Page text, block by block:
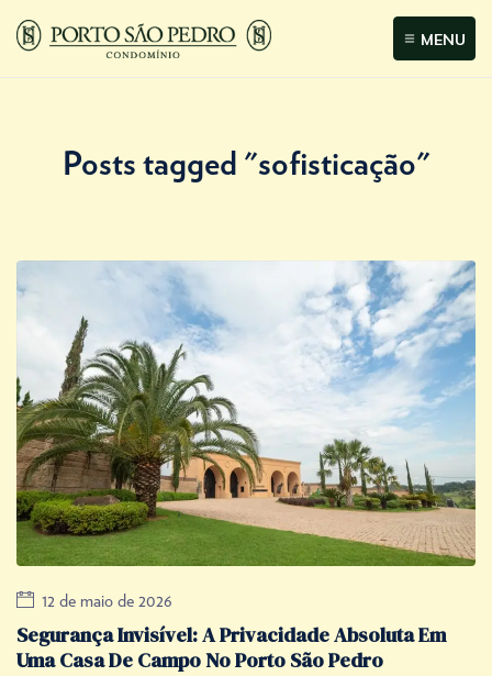
MENU
Posts tagged "sofisticação"
12 de maio de 2026
Segurança Invisível: A Privacidade Absoluta Em
Uma Casa De Campo No Porto São Pedro